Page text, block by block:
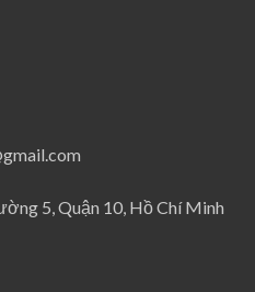
5, Quận 10, Hồ Chí Minh